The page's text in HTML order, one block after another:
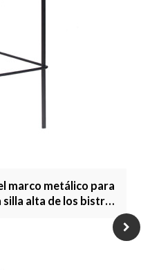
marco metálico para
alta de los bistró